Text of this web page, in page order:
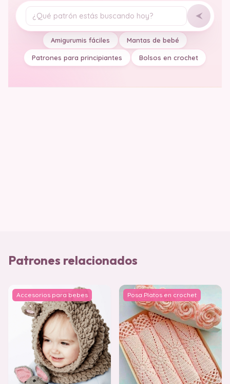
Tu pregunta
Amigurumis fáciles Mantas de bebé
Patrones para principiantes Bolsos en crochet
Patrones relacionados
Accesorios para bebes Posa Platos en crochet